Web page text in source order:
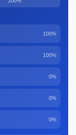
100%
100%
0%
0%
0%